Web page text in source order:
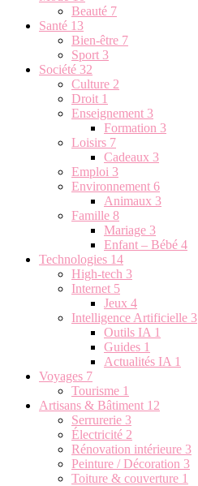
Beauté 7
Santé 13
Bien-être 7
Sport 3
Société 32
Culture 2
Droit 1
Enseignement 3
Formation 3
Loisirs 7
Cadeaux 3
Emploi 3
Environnement 6
Animaux 3
Famille 8
Mariage 3
Enfant – Bébé 4
Technologies 14
High-tech 3
Internet 5
Jeux 4
Intelligence Artificielle 3
Outils IA 1
Guides 1
Actualités IA 1
Voyages 7
Tourisme 1
Artisans & Bâtiment 12
Serrurerie 3
Électricité 2
Rénovation intérieure 3
Peinture / Décoration 3
Toiture & couverture 1